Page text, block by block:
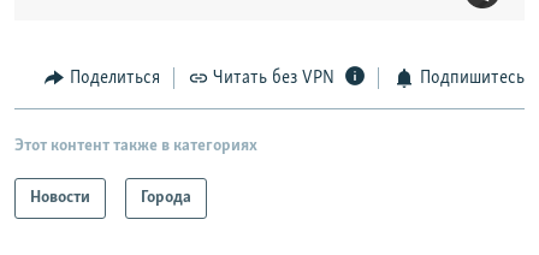
Поделиться Читать без VPN Подпишитесь
Этот контент также в категориях
Новости Города